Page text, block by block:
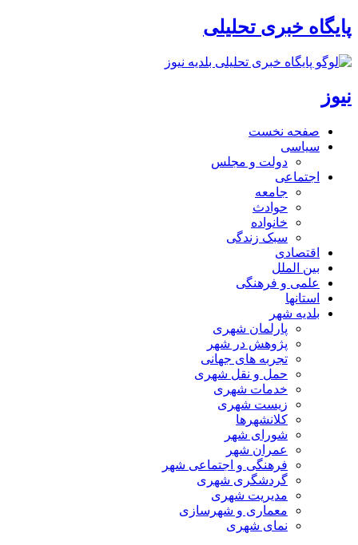
پایگاه خبری تحلیلی
نیوز
صفحه نخست
سیاسی
دولت و مجلس
اجتماعی
جامعه
حوادث
خانواده
سبک زندگی
اقتصادی
بین الملل
علمی و فرهنگی
استانها
بلدیه شهر
پارلمان شهری
پژوهش در شهر
تجربه های جهانی
حمل و نقل شهری
خدمات شهری
زیست شهری
کلانشهرها
شورای شهر
عمران شهر
فرهنگی و اجتماعی شهر
گردشگری شهری
مدیریت شهری
معماری و شهرسازی
نمای شهری